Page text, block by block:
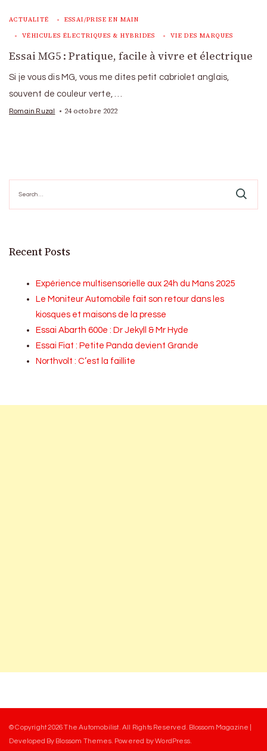
ACTUALITÉ ESSAI/PRISE EN MAIN
VÉHICULES ÉLECTRIQUES & HYBRIDES VIE DES MARQUES
Essai MG5 : Pratique, facile à vivre et électrique
Si je vous dis MG, vous me dites petit cabriolet anglais,
souvent de couleur verte, …
Romain Ruzal 24 octobre 2022
for:
Recent Posts
Expérience multisensorielle aux 24h du Mans 2025
Le Moniteur Automobile fait son retour dans les
kiosques et maisons de la presse
Essai Abarth 600e : Dr Jekyll & Mr Hyde
Essai Fiat : Petite Panda devient Grande
Northvolt : C’est la faillite
© Copyright 2026The Automobilist. All Rights Reserved. Blossom Magazine |
Developed By Blossom Themes. Powered byWordPress